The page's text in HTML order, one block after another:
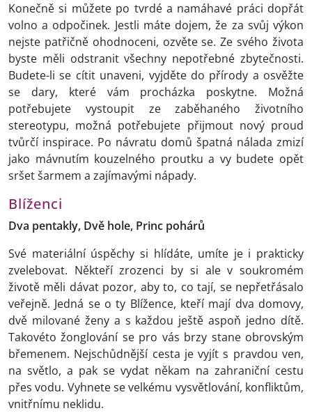
Konečně si můžete po tvrdé a namáhavé práci dopřát
volno a odpočinek. Jestli máte dojem, že za svůj výkon
nejste patřičně ohodnoceni, ozvěte se. Ze svého života
byste měli odstranit všechny nepotřebné zbytečnosti.
Budete-li se cítit unaveni, vyjděte do přírody a osvěžte
se dary, které vám procházka poskytne. Možná
potřebujete vystoupit ze zaběhaného životního
stereotypu, možná potřebujete přijmout nový proud
tvůrčí inspirace. Po návratu domů špatná nálada zmizí
jako mávnutím kouzelného proutku a vy budete opět
sršet šarmem a zajímavými nápady.
Blíženci
Dva pentakly, Dvě hole, Princ pohárů
Své materiální úspěchy si hlídáte, umíte je i prakticky
zvelebovat. Někteří zrozenci by si ale v soukromém
životě měli dávat pozor, aby to, co tají, se nepřetřásalo
veřejně. Jedná se o ty Blížence, kteří mají dva domovy,
dvě milované ženy a s každou ještě aspoň jedno dítě.
Takovéto žonglování se pro vás brzy stane obrovským
břemenem. Nejschůdnější cesta je vyjít s pravdou ven,
na světlo, a pak se vydat někam na zahraniční cestu
přes vodu. Vyhnete se velkému vysvětlování, konfliktům,
vnitřnímu neklidu.